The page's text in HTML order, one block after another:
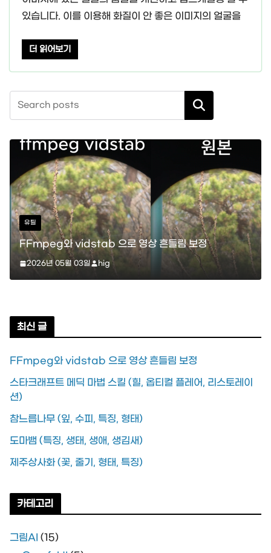
있습니다. 이를 이용해 화질이 안 좋은 이미지의 얼굴을
더 읽어보기
검색
vidstab 으로 영상 흔들림 보정
월 03일 hig
스타크래프트
스타크래프트
레이션)
최신 글
FFmpeg와 vidstab 으로 영상 흔들림 보정
스타크래프트 메딕 마법 스킬 (힐, 옵티컬 플레어, 리스토레이
션)
참느릅나무 (잎, 수피, 특징, 형태)
도마뱀 (특징, 생태, 생애, 생김새)
제주상사화 (꽃, 줄기, 형태, 특징)
카테고리
그림AI (15)